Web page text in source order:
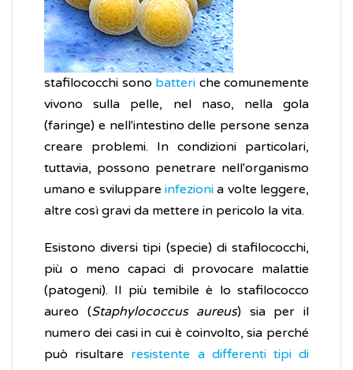
stafilococchi sono batteri che comunemente
vivono sulla pelle, nel naso, nella gola
(faringe) e nell'intestino delle persone senza
creare problemi. In condizioni particolari,
tuttavia, possono penetrare nell'organismo
umano e sviluppare infezioni a volte leggere,
altre così gravi da mettere in pericolo la vita.
Esistono diversi tipi (specie) di stafilococchi,
più o meno capaci di provocare malattie
(patogeni). Il più temibile è lo stafilococco
aureo (Staphylococcus aureus) sia per il
numero dei casi in cui è coinvolto, sia perché
può risultare resistente a differenti tipi di